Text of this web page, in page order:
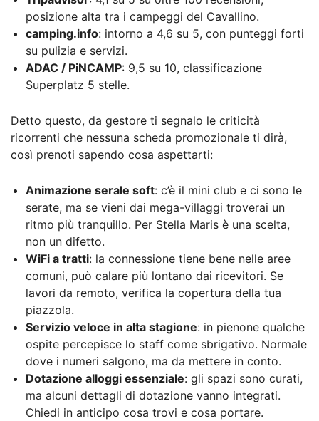
posizione alta tra i campeggi del Cavallino.
camping.info: intorno a 4,6 su 5, con punteggi forti
su pulizia e servizi.
ADAC / PiNCAMP: 9,5 su 10, classificazione
Superplatz 5 stelle.
Detto questo, da gestore ti segnalo le criticità
ricorrenti che nessuna scheda promozionale ti dirà,
così prenoti sapendo cosa aspettarti:
Animazione serale soft: c’è il mini club e ci sono le
serate, ma se vieni dai mega-villaggi troverai un
ritmo più tranquillo. Per Stella Maris è una scelta,
non un difetto.
WiFi a tratti: la connessione tiene bene nelle aree
comuni, può calare più lontano dai ricevitori. Se
lavori da remoto, verifica la copertura della tua
piazzola.
Servizio veloce in alta stagione: in pienone qualche
ospite percepisce lo staff come sbrigativo. Normale
dove i numeri salgono, ma da mettere in conto.
Dotazione alloggi essenziale: gli spazi sono curati,
ma alcuni dettagli di dotazione vanno integrati.
Chiedi in anticipo cosa trovi e cosa portare.